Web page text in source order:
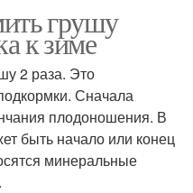
грушу
к зиме
2 раза. Это
Сначала
плодоношения. В
быть начало или конец
минеральные